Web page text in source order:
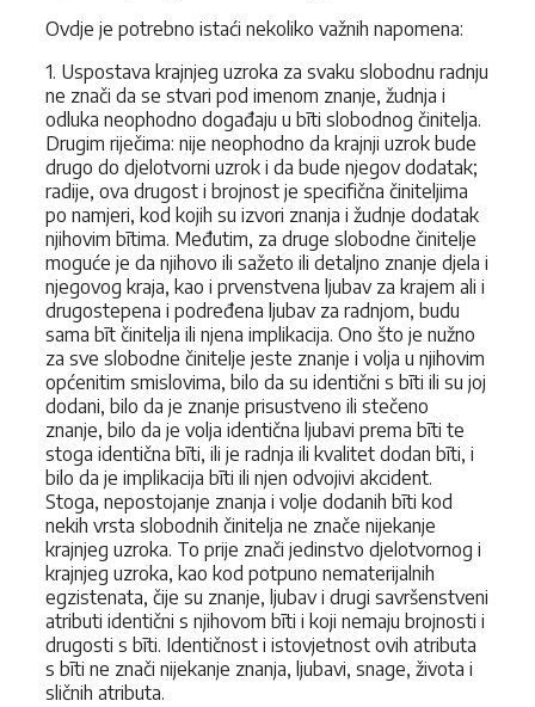
Ovdje je potrebno istaći nekoliko važnih napomena:
1. Uspostava krajnjeg uzroka za svaku slobodnu radnju
ne znači da se stvari pod imenom znanje, žudnja i
odluka neophodno događaju u bīti slobodnog činitelja.
Drugim riječima: nije neophodno da krajnji uzrok bude
drugo do djelotvorni uzrok i da bude njegov dodatak;
radije, ova drugost i brojnost je specifična činiteljima
po namjeri, kod kojih su izvori znanja i žudnje dodatak
njihovim bītima. Međutim, za druge slobodne činitelje
moguće je da njihovo ili sažeto ili detaljno znanje djela i
njegovog kraja, kao i prvenstvena ljubav za krajem ali i
drugostepena i podređena ljubav za radnjom, budu
sama bīt činitelja ili njena implikacija. Ono što je nužno
za sve slobodne činitelje jeste znanje i volja u njihovim
općenitim smislovima, bilo da su identični s bīti ili su joj
dodani, bilo da je znanje prisustveno ili stečeno
znanje, bilo da je volja identična ljubavi prema bīti te
stoga identična bīti, ili je radnja ili kvalitet dodan bīti, i
bilo da je implikacija bīti ili njen odvojivi akcident.
Stoga, nepostojanje znanja i volje dodanih bīti kod
nekih vrsta slobodnih činitelja ne znače nijekanje
krajnjeg uzroka. To prije znači jedinstvo djelotvornog i
krajnjeg uzroka, kao kod potpuno nematerijalnih
egzistenata, čije su znanje, ljubav i drugi savršenstveni
atributi identični s njihovom bīti i koji nemaju brojnosti i
drugosti s bīti. Identičnost i istovjetnost ovih atributa
s bīti ne znači nijekanje znanja, ljubavi, snage, života i
sličnih atributa.